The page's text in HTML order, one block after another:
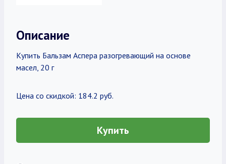
Описание
Купить Бальзам Аспера разогревающий на основе
масел, 20 г
Цена со скидкой: 184.2 руб.
Купить